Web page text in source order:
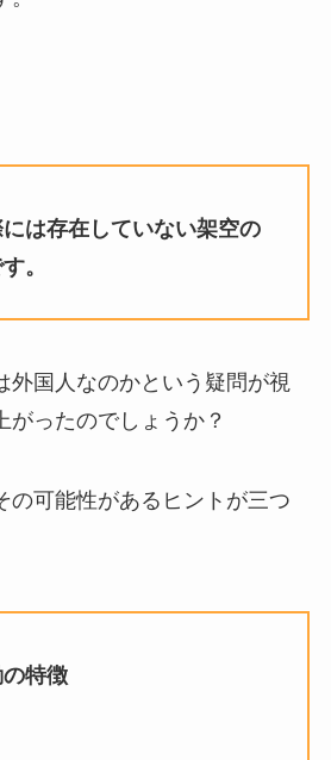
には存在していない架空の
。
外国人なのかという疑問が視
がったのでしょうか？
の可能性があるヒントが三つ
特徴